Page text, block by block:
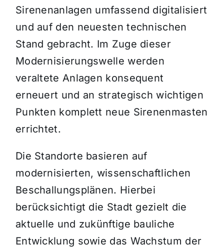
Sirenenanlagen umfassend digitalisiert
und auf den neuesten technischen
Stand gebracht. Im Zuge dieser
Modernisierungswelle werden
veraltete Anlagen konsequent
erneuert und an strategisch wichtigen
Punkten komplett neue Sirenenmasten
errichtet.
Die Standorte basieren auf
modernisierten, wissenschaftlichen
Beschallungsplänen. Hierbei
berücksichtigt die Stadt gezielt die
aktuelle und zukünftige bauliche
Entwicklung sowie das Wachstum der